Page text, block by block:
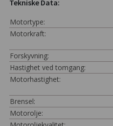
Tekniske Data:
Motortype:
Motorkraft:
Forskyvning:
Hastighet ved tomgang:
Motorhastighet:
Brensel:
Motorolje: